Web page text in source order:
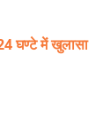
24 घण्टे में खुलासा